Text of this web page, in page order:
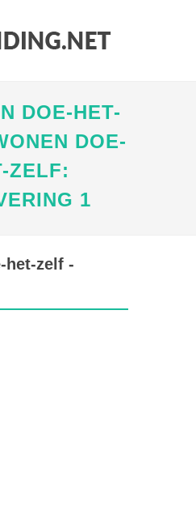
DOE-HET-
DOE-
ZELF:
1
het-zelf -